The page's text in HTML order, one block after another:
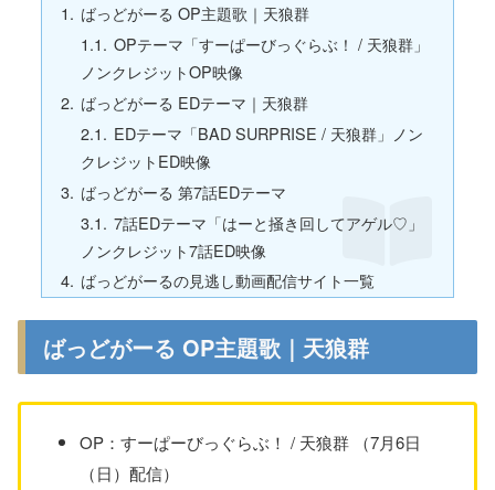
ばっどがーる OP主題歌｜天狼群
OPテーマ「すーぱーびっぐらぶ！ / 天狼群」
ノンクレジットOP映像
ばっどがーる EDテーマ｜天狼群
EDテーマ「BAD SURPRISE / 天狼群」ノン
クレジットED映像
ばっどがーる 第7話EDテーマ
7話EDテーマ「はーと掻き回してアゲル♡」
ノンクレジット7話ED映像
ばっどがーるの見逃し動画配信サイト一覧
ばっどがーる OP主題歌｜天狼群
OP：すーぱーびっぐらぶ！ / 天狼群 （7月6日
（日）配信）